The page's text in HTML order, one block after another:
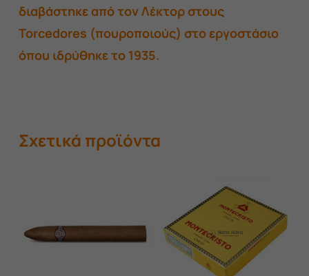
διαβάστηκε από τον Λέκτορ στους
Torcedores (πουροποιούς) στο εργοστάσιο
όπου ιδρύθηκε το 1935.
Σχετικά προϊόντα